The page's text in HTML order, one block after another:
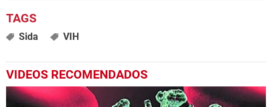
Sida VIH
VIDEOS RECOMENDADOS